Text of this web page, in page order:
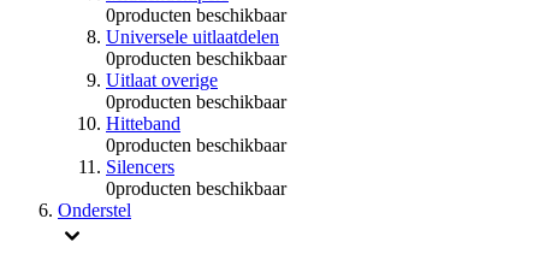
0producten beschikbaar
Universele uitlaatdelen
0producten beschikbaar
Uitlaat overige
0producten beschikbaar
Hitteband
0producten beschikbaar
Silencers
0producten beschikbaar
Onderstel